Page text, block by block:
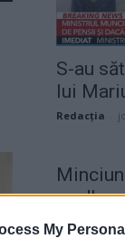
My
S-au
lui
Redacţia
acord...